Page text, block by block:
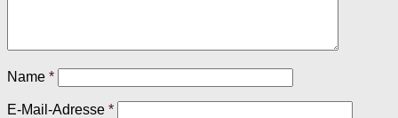
Name *
E-Mail-Adresse *